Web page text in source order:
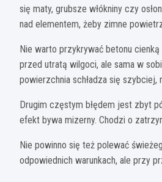
się maty, grubsze włókniny czy
nad elementem, żeby zimne
Nie warto przykrywać betonu
przed utratą wilgoci, ale sama w
powierzchnia schładza się szybciej,
Drugim częstym błędem jest zbyt
efekt bywa mizerny. Chodzi o
Nie powinno się też polewać
odpowiednich warunkach, ale przy